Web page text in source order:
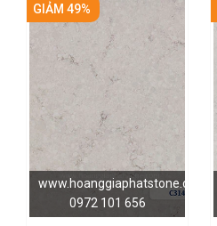
www.hoanggiaphatstone.com
0972 101 656
GIẢM 49%